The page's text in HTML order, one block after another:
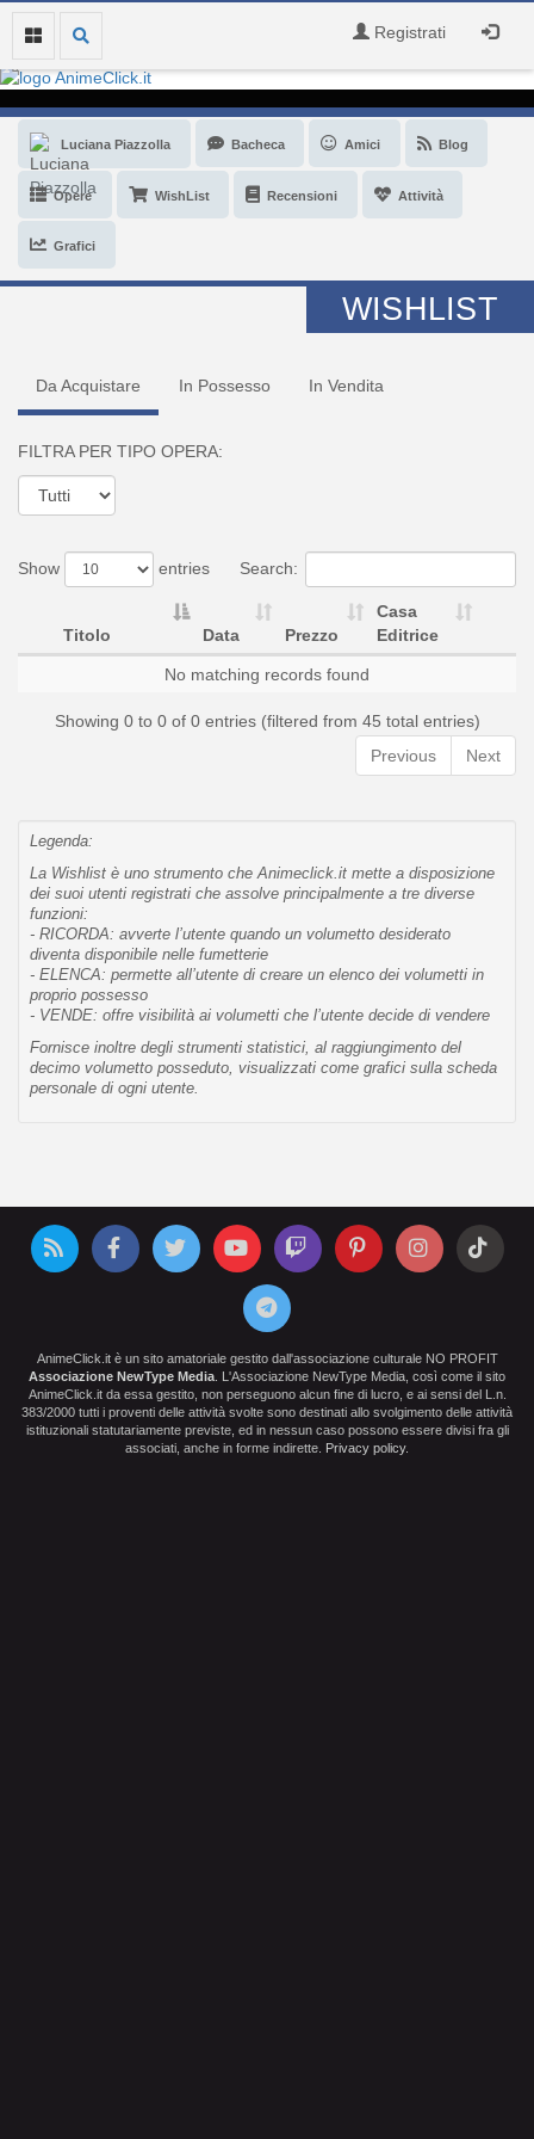
Registrati
Luciana Piazzolla Bacheca Amici Blog
Opere WishList Recensioni Attività
Grafici
WISHLIST
Da Acquistare In Possesso In Vendita
FILTRA PER TIPO OPERA:
Show entries Search:
Titolo Data Prezzo
Casa
Editrice
No matching records found
Showing 0 to 0 of 0 entries (filtered from 45 total entries)
Previous
Next
Legenda:
La Wishlist è uno strumento che Animeclick.it mette a disposizione
dei suoi utenti registrati che assolve principalmente a tre diverse
funzioni:
- RICORDA: avverte l’utente quando un volumetto desiderato
diventa disponibile nelle fumetterie
- ELENCA: permette all’utente di creare un elenco dei volumetti in
proprio possesso
- VENDE: offre visibilità ai volumetti che l’utente decide di vendere
Fornisce inoltre degli strumenti statistici, al raggiungimento del
decimo volumetto posseduto, visualizzati come grafici sulla scheda
personale di ogni utente.
AnimeClick.it è un sito amatoriale gestito dall'associazione culturale NO PROFIT
Associazione NewType Media . L'Associazione NewType Media, così come il sito
AnimeClick.it da essa gestito, non perseguono alcun fine di lucro, e ai sensi del L.n.
383/2000 tutti i proventi delle attività svolte sono destinati allo svolgimento delle attività
istituzionali statutariamente previste, ed in nessun caso possono essere divisi fra gli
associati, anche in forme indirette.
Privacy policy.